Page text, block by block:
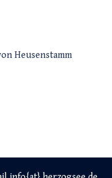
Heusenstamm